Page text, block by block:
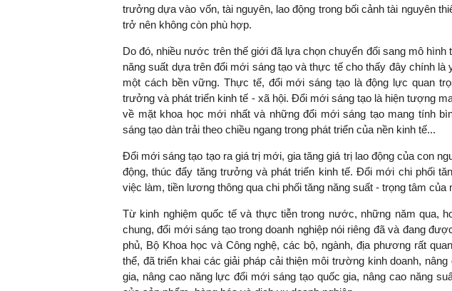
trưởng dựa vào vốn, tài nguyên, lao động trong bối cảnh tài nguyên
trở nên không còn phù hợp.
Do đó, nhiều nước trên thế giới đã lựa chọn chuyển đổi sang mô
năng suất dựa trên đổi mới sáng tạo và thực tế cho thấy đây chính là
một cách bền vững. Thực tế, đổi mới sáng tạo là động lực quan
trưởng và phát triển kinh tế - xã hội. Đổi mới sáng tạo là hiện tượng
về mặt khoa học mới nhất và những đổi mới sáng tạo mang tính
sáng tạo dàn trải theo chiều ngang trong phát triển của nền kinh tế...
Đổi mới sáng tạo tạo ra giá trị mới, gia tăng giá trị lao động của con
động, thúc đẩy tăng trưởng và phát triển kinh tế. Đổi mới chi phối
việc làm, tiền lương thông qua chi phối tăng năng suất - trọng tâm của
Từ kinh nghiệm quốc tế và thực tiễn trong nước, những năm qua,
chung, đổi mới sáng tạo trong doanh nghiệp nói riêng đã và đang
phủ, Bộ Khoa học và Công nghệ, các bộ, ngành, địa phương rất
thể, đã triển khai các giải pháp cải thiện môi trường kinh doanh,
gia, nâng cao năng lực đổi mới sáng tạo quốc gia, nâng cao năng